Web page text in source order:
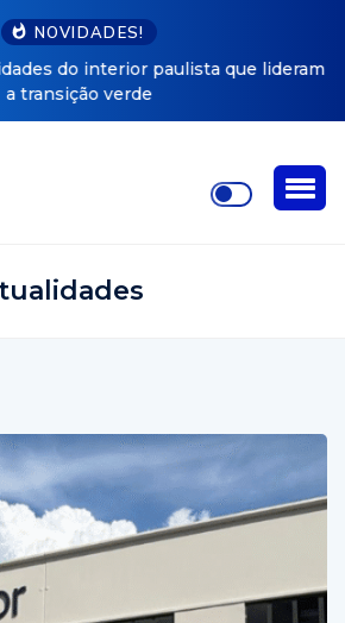
NOVIDADES!
do interior paulista que lideram
a transição verde